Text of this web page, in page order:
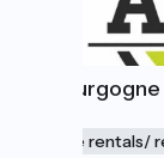
La
Bicycle rentals/